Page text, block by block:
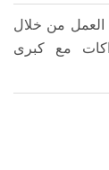
من خلال
مع كبرى